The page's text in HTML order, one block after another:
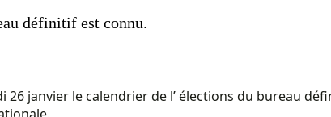
définitif est connu.
26 janvier le calendrier de l’ élections du bureau